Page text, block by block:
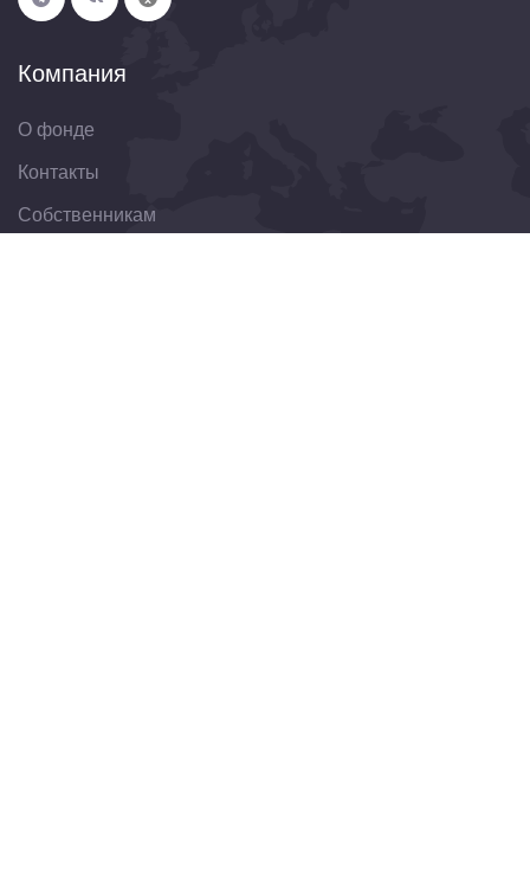
Компания
О фонде
Контакты
Собственникам